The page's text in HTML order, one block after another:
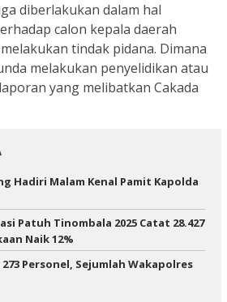
diberlakukan dalam hal
calon kepala daerah
tindak pidana. Dimana
melakukan penyelidikan atau
yang melibatkan Cakada
Hadiri Malam Kenal Pamit Kapolda
Patuh Tinombala 2025 Catat 28.427
Naik 12%
Personel, Sejumlah Wakapolres